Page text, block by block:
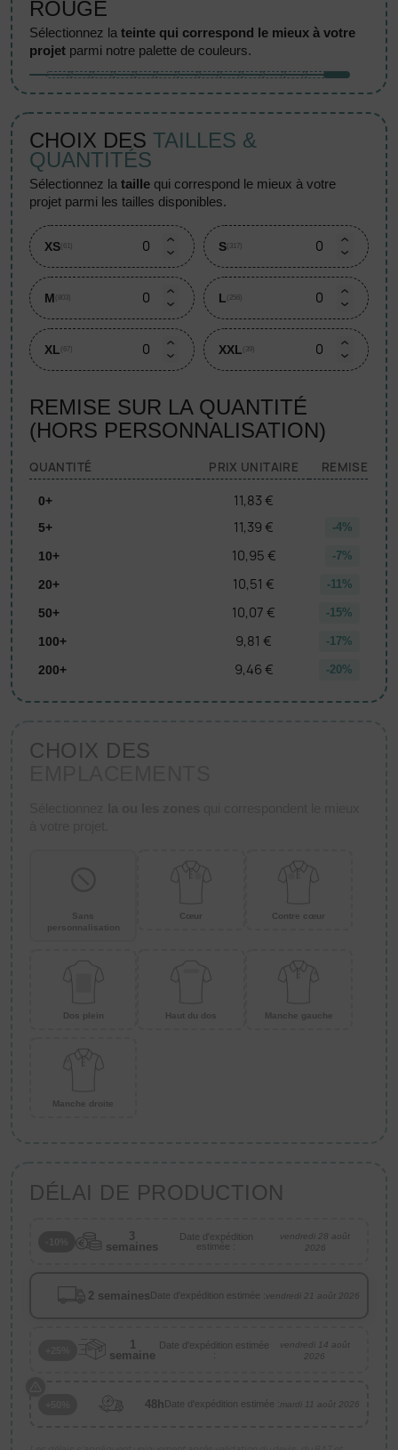
ROUGE
sélectionnez lateinte qui correspond le mieux à votre
projet parmi notre palette de couleurs.
CHOIX DES TAILLES &
QUANTITÉS
sélectionnez lataille qui correspond le mieux à votre
projet parmi les tailles disponibles.
XS (61) S (317)
M (803) L (256)
XL (67) XXL (39)
REMISE SUR LA QUANTITÉ
(HORS PERSONNALISATION)
QUANTITÉ PRIX UNITAIRE REMISE
0+ 11,83 €
5+ 11,39 € -4%
10+ 10,95 € -7%
20+ 10,51 € -11%
50+ 10,07 € -15%
100+ 9,81 € -17%
200+ 9,46 € -20%
CHOIX DES
Sans
personnalisation
Cœur Contre cœur
Dos plein Haut du dos Manche gauche
Manche droite
DÉLAI DE PRODUCTION
3
semaines
Date d'expédition
estimée :
vendredi 28 août
2026
2 semaines Date d'expédition estimée :vendredi 21 août 2026
1
semaine
Date d'expédition estimée
:
vendredi 14 août
2026
48h Date d'expédition estimée :mardi 11 août 2026